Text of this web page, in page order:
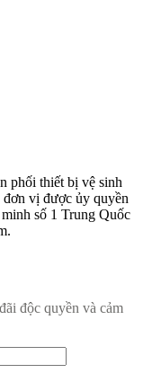
phối thiết bị vệ sinh
đơn vị được ủy quyền
số 1 Trung Quốc
độc quyền và cảm